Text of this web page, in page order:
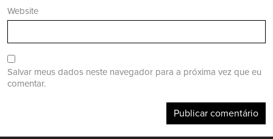
Website
Salvar meus dados neste navegador para a próxima vez que eu
comentar.